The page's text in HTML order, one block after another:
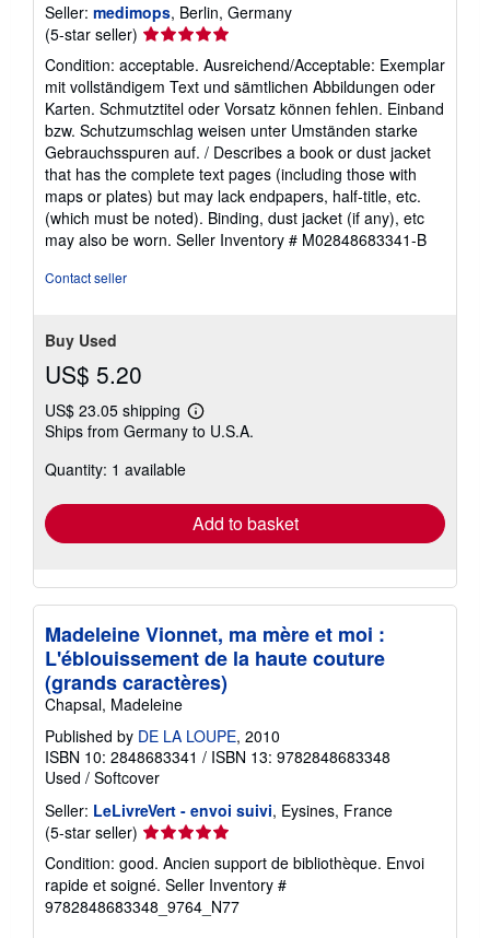
Seller: medimops, Berlin, Germany
(5-star seller) Seller
rating
5
out
of
5
stars
Condition: acceptable. Ausreichend/Acceptable: Exemplar
mit vollständigem Text und sämtlichen Abbildungen oder
Karten. Schmutztitel oder Vorsatz können fehlen. Einband
bzw. Schutzumschlag weisen unter Umständen starke
Gebrauchsspuren auf. / Describes a book or dust jacket
that has the complete text pages (including those with
maps or plates) but may lack endpapers, half-title, etc.
(which must be noted). Binding, dust jacket (if any), etc
may also be worn. Seller Inventory # M02848683341-B
Contact seller
Buy Used
US$ 5.20
US$ 23.05 shipping
Learn
more
Ships from Germany to U.S.A.
Quantity: 1 available
Add to basket
Madeleine Vionnet, ma mère et moi :
L'éblouissement de la haute couture
(grands caractères)
Chapsal, Madeleine
Published by DE LA LOUPE, 2010
ISBN 10: 2848683341 / ISBN 13: 9782848683348
Used / Softcover
Seller: LeLivreVert - envoi suivi, Eysines, France
(5-star seller) Seller
rating
5
out
of
Condition: good. Ancien support de bibliothèque. Envoi
rapide et soigné. Seller Inventory #
9782848683348_9764_N77